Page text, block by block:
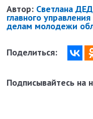
Автор: Светлана
главного
делам молодежи
Поделиться:
Подписывайтесь на